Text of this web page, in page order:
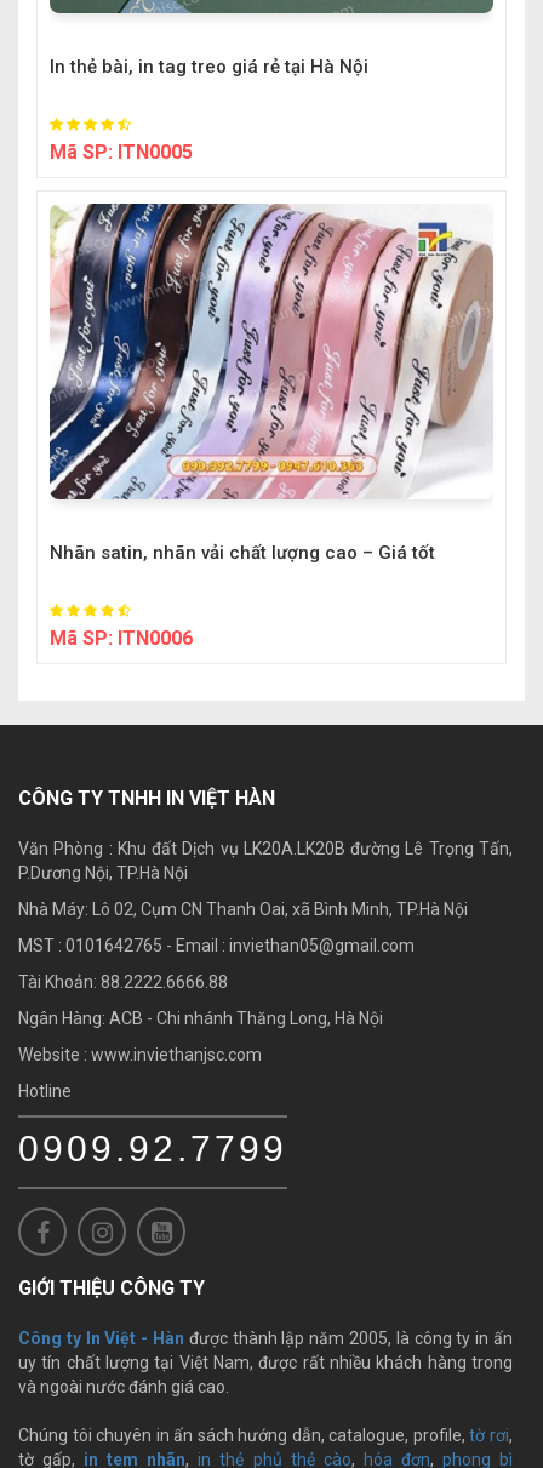
In thẻ bài, in tag treo giá rẻ tại Hà Nội
Mã SP: ITN0005
Nhãn satin, nhãn vải chất lượng cao – Giá tốt
Mã SP: ITN0006
CÔNG TY TNHH IN VIỆT HÀN
Văn Phòng : Khu đất Dịch vụ LK20A.LK20B đường Lê Trọng Tấn,
P.Dương Nội, TP.Hà Nội
Nhà Máy: Lô 02, Cụm CN Thanh Oai, xã Bình Minh, TP.Hà Nội
MST : 0101642765 - Email : inviethan05@gmail.com
Tài Khoản: 88.2222.6666.88
Ngân Hàng: ACB - Chi nhánh Thăng Long, Hà Nội
Website : www.inviethanjsc.com
Hotline
0909.92.7799
GIỚI THIỆU CÔNG TY
Công ty In Việt - Hàn được thành lập năm 2005, là công ty in ấn
uy tín chất lượng tại Việt Nam, được rất nhiều khách hàng trong
và ngoài nước đánh giá cao.
Chúng tôi chuyên in ấn sách hướng dẫn, catalogue, profile,tờ rơi,
tờ gấp, in tem nhãn,in thẻ phủ thẻ cào, hóa đơn, phong bì